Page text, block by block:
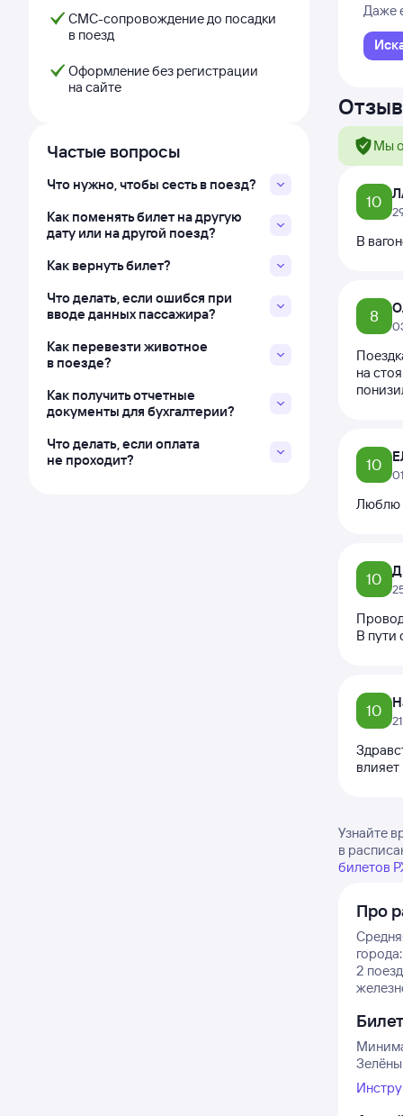
СМС-сопровождение до посадки
в поезд
Оформление без регистрации
на сайте
Частые вопросы
Что нужно, чтобы сесть в поезд?
Как поменять билет на другую
дату или на другой поезд?
Как вернуть билет?
Что делать, если ошибся при
вводе данных пассажира?
Как перевезти животное
в поезде?
Как получить отчетные
документы для бухгалтерии?
Что делать, если оплата
не проходит?
Даже
Мы
10
В
8
на
10
Люблю
10
В пути
10
Узнайте
в
билетов
Про
города:
2